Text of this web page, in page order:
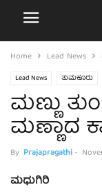
Home Lead News
Lead News ತುಮಕೂರು
ಮಣ್ಣು
ಮಣ್ಣಾದ
By Prajapragathi-
ಮಧುಗಿರಿ